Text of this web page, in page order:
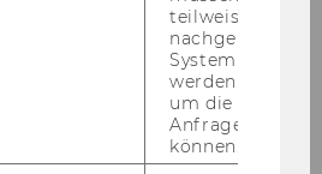
teilweise von
nachgelagerten
System
werden.
um die Antwort
Anfrage
können.